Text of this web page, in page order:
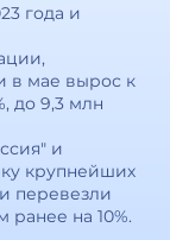
года и
в мае вырос к
до 9,3 млн
и
крупнейших
перевезли
ранее на 10%.